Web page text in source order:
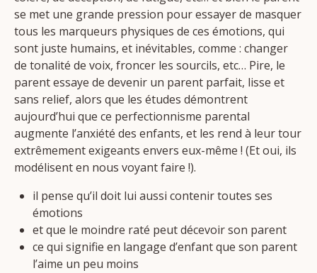
se met une grande pression pour essayer de masquer
tous les marqueurs physiques de ces émotions, qui
sont juste humains, et inévitables, comme : changer
de tonalité de voix, froncer les sourcils, etc… Pire, le
parent essaye de devenir un parent parfait, lisse et
sans relief, alors que les études démontrent
aujourd’hui que ce perfectionnisme parental
augmente l’anxiété des enfants, et les rend à leur tour
extrêmement exigeants envers eux-même ! (Et oui, ils
modélisent en nous voyant faire !).
il pense qu’il doit lui aussi contenir toutes ses
émotions
et que le moindre raté peut décevoir son parent
ce qui signifie en langage d’enfant que son parent
l’aime un peu moins